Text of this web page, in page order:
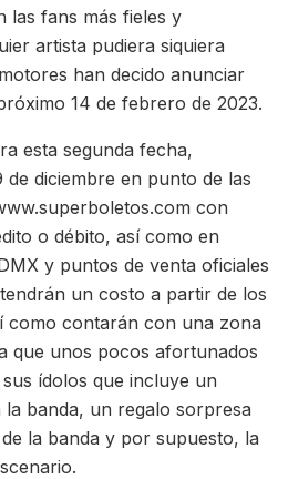
las fans más fieles y
artista pudiera siquiera
han decido anunciar
14 de febrero de 2023.
esta segunda fecha,
diciembre en punto de las
con
o débito, así como en
y puntos de venta oficiales
un costo a partir de los
como contarán con una zona
que unos pocos afortunados
ídolos que incluye un
banda, un regalo sorpresa
la banda y por supuesto, la